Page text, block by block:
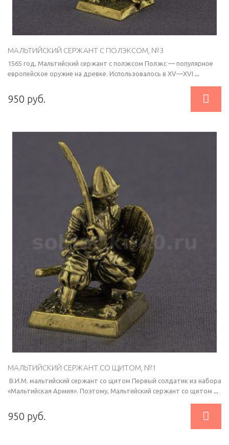
МАЛЬТИЙСКИЙ СЕРЖАНТ С ПОЛЭКСОМ, №3
1565 год, Мальтийский сержант с полэксом Полэкс — популярное
европейское оружие на древке. Использовалось в XV—XVI ...
950 руб. 
МАЛЬТИЙСКИЙ СЕРЖАНТ СО ЩИТОМ, №1
В.И.М. мальтийский сержант со щитом Первый солдатик из набора
«Мальтийская Армия». Поэтому, Мальтийский сержант со щитом ...
950 руб. 